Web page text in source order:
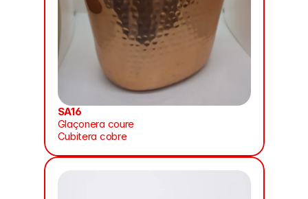
SA16
Glaçonera coure
Cubitera cobre